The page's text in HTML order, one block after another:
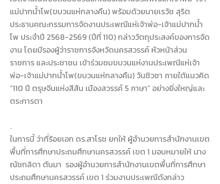
แม่ปากน้ำโพ(ขบวนแห่กลางคืน) พร้อมด้วยนายเรวัช สุริต
ประธานคณะกรรมการจัดงานประเพณีแห่เจ้าพ่อ-เจ้าแม่ปากน้ำ
โพ ประจำปี 2568-2569 (ปีที่ 110) กล่าววัตถุประสงค์ของการจัด
งาน โดยมีรองผู้ว่าราชการจังหวัดนครสวรรค์ หัวหน้าส่วน
ราชการ และประชาชน เข้าร่วมชมขบวนแห่งานประเพณีแห่เจ้า
พ่อ-เจ้าแม่ปากน้ำโพ(ขบวนแห่กลางคืน) วันชิวซา ภายใต้แนวคิด
“110 ปี ตรุษจีนแห่งสีสัน เมืองสวรรค์ 5 ภาษา” อย่างยิ่งใหญ่และ
ตระการตา
.
ในการนี้ ว่าที่ร้อยเอก ดร.สาโรช ยกให้ ผู้อำนวยการสำนักงานเขต
พื้นที่การศึกษาประถมศึกษานครสวรรค์ เขต 1 มอบหมายให้ นาง
ณัชทลิดา ตันมา รองผู้อำนวยการสำนักงานเขตพื้นที่การศึกษา
ประถมศึกษานครสวรรค์ เขต 1 ร่วมงานประเพณีดังกล่าว